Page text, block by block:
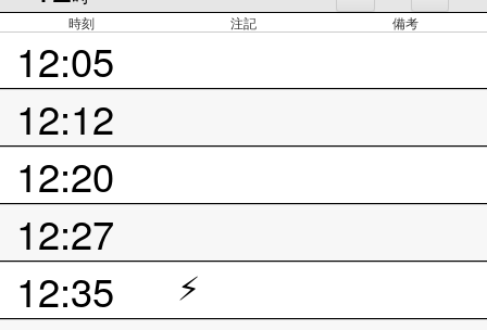
時刻 注記 備考
12:05
12:12
12:20
12:27
12:35
⚡